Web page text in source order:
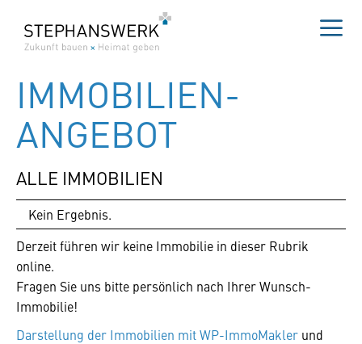
Inhalt
springen
IMMOBILIEN­
ANGEBOT
ALLE IMMOBILIEN
Kein Ergebnis.
Derzeit führen wir keine Immobilie in dieser Rubrik
online.
Fragen Sie uns bitte persönlich nach Ihrer Wunsch-
Immobilie!
Darstellung der Immobilien mit WP-ImmoMakler und